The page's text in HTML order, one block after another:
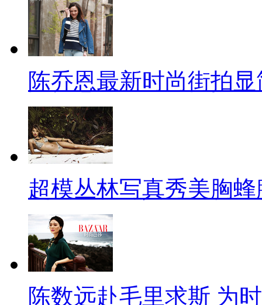
陈乔恩最新时尚街拍
超模丛林写真秀美胸蜂
陈数远赴毛里求斯 为